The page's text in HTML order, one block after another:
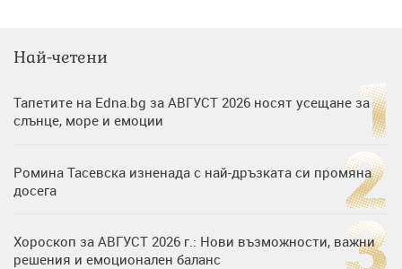
Най-четени
Тапетите на Edna.bg за АВГУСТ 2026 носят усещане за
слънце, море и емоции
Ромина Тасевска изненада с най-дръзката си промяна
досега
Хороскоп за АВГУСТ 2026 г.: Нови възможности, важни
решения и емоционален баланс